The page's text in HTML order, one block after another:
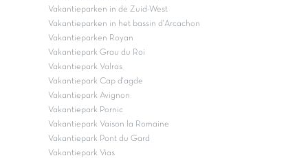
Vakantieparken in de Zuid-West
Vakantieparken in het bassin d'Arcachon
Vakantieparken Royan
Vakantiepark Grau du Roi
Vakantiepark Valras
Vakantiepark Cap d'agde
Vakantiepark Avignon
Vakantiepark Pornic
Vakantiepark Vaison la Romaine
Vakantiepark Pont du Gard
Vakantiepark Vias